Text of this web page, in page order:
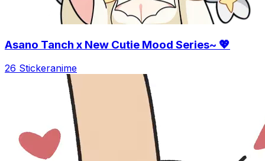
Asano Tanch x New Cutie Mood Series~ 💖
26 Stickeranime